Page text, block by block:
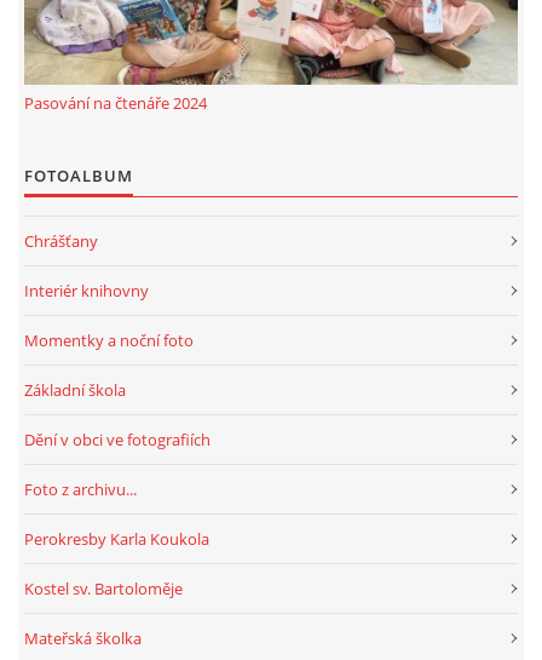
Pasování na čtenáře 2024
FOTOALBUM
Chrášťany
Interiér knihovny
Momentky a noční foto
Základní škola
Dění v obci ve fotografiích
Foto z archivu...
Perokresby Karla Koukola
Kostel sv. Bartoloměje
Mateřská školka